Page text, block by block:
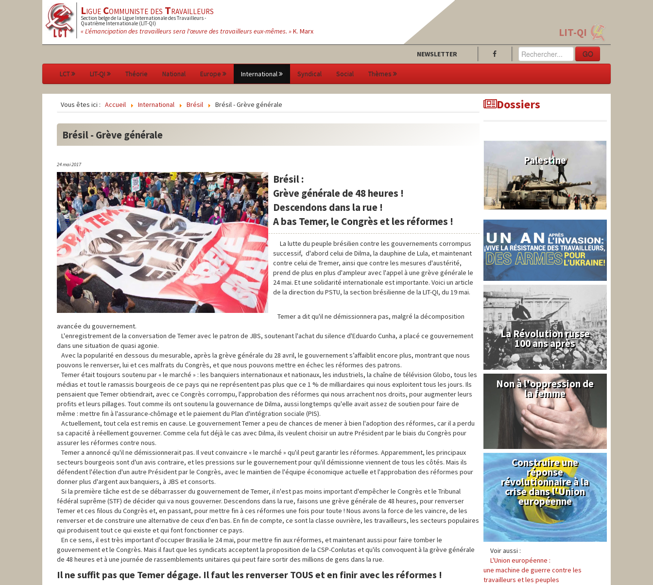
LigueCommuniste des Travailleurs
Section belge de la Ligue Internationale des Travailleurs -
Quatrième Internationale (LIT-QI)
« L'émancipation des travailleurs sera l'œuvre des travailleurs eux-mêmes. »K. Marx LIT-QI
NEWSLETTER GO
LCT LIT-QI Théorie National Europe International Syndical Social Thèmes
Vous êtes ici : Accueil International Brésil Brésil - Grève générale
Brésil - Grève générale
24 mai 2017
Brésil :
Grève générale de 48 heures !
Descendons dans la rue !
A bas Temer, le Congrès et les réformes !
La lutte du peuple brésilien contre les gouvernements corrompus
successif, d'abord celui de Dilma, la dauphine de Lula, et maintenant
contre celui de Tremer, ainsi que contre les mesures d'austérité,
prend de plus en plus d'ampleur avec l'appel à une grève générale le
24 mai. Et une solidarité internationale est importante. Voici un article
de la direction du PSTU, la section brésilienne de la LIT-QI, du 19 mai.
Temer a dit qu'il ne démissionnera pas, malgré la décomposition
avancée du gouvernement.
L'enregistrement de la conversation de Temer avec le patron de JBS, soutenant l'achat du silence d'Eduardo Cunha, a placé ce gouvernement
dans une situation de quasi agonie.
Avec la popularité en dessous du mesurable, après la grève générale du 28 avril, le gouvernement s’affaiblit encore plus, montrant que nous
pouvons le renverser, lui et ces malfrats du Congrès, et que nous pouvons mettre en échec les réformes des patrons.
Temer était toujours soutenu par « le marché » : les banquiers internationaux et nationaux, les industriels, la chaîne de télévision Globo, tous les
médias et tout le ramassis bourgeois de ce pays qui ne représentent pas plus que ce 1 % de milliardaires qui nous exploitent tous les jours. Ils
pensaient que Temer obtiendrait, avec ce Congrès corrompu, l'approbation des réformes qui nous arrachent nos droits, pour augmenter leurs
profits et leurs pillages. Tout comme ils ont soutenu la gouvernance de Dilma, aussi longtemps qu'elle avait assez de soutien pour faire de
même : mettre fin à l'assurance-chômage et le paiement du Plan d'intégration sociale (PIS).
Actuellement, tout cela est remis en cause. Le gouvernement Temer a peu de chances de mener à bien l'adoption des réformes, car il a perdu
sa capacité à réellement gouverner. Comme cela fut déjà le cas avec Dilma, ils veulent choisir un autre Président par le biais du Congrès pour
assurer les réformes contre nous.
Temer a annoncé qu'il ne démissionnerait pas. Il veut convaincre « le marché » qu'il peut garantir les réformes. Apparemment, les principaux
secteurs bourgeois sont d'un avis contraire, et les pressions sur le gouvernement pour qu'il démissionne viennent de tous les côtés. Mais ils
défendent l'élection d'un autre Président par le Congrès, avec le maintien de l'équipe économique actuelle et l'approbation des réformes pour
donner plus d'argent aux banquiers, à JBS et consorts.
Si la première tâche est de se débarrasser du gouvernement de Temer, il n'est pas moins important d'empêcher le Congrès et le Tribunal
fédéral suprême (STF) de décider qui va nous gouverner. Descendons dans la rue, faisons une grève générale de 48 heures, pour renverser
Temer et ces filous du Congrès et, en passant, pour mettre fin à ces réformes une fois pour toute ! Nous avons la force de les vaincre, de les
renverser et de construire une alternative de ceux d'en bas. En fin de compte, ce sont la classe ouvrière, les travailleurs, les secteurs populaires
qui produisent tout ce qui existe et qui font fonctionner ce pays.
En ce sens, il est très important d'occuper Brasilia le 24 mai, pour mettre fin aux réformes, et maintenant aussi pour faire tomber le
gouvernement et le Congrès. Mais il faut que les syndicats acceptent la proposition de la CSP-Conlutas et qu'ils convoquent à la grève générale
de 48 heures et à une journée de rassemblements unitaires qui peut faire sortir des millions de gens dans la rue.
Il ne suffit pas que Temer dégage. Il faut les renverser TOUS et en finir avec les réformes !
Dossiers
Palestine
La Révolution russe
100 ans après
Syrie
Non à l'oppression de
la femme
Syndical
Construire une
réponse
révolutionnaire à la
crise dans l'Union
européenne
Voir aussi :
L'Union européenne :
une machine de guerre contre les
travailleurs et les peuples